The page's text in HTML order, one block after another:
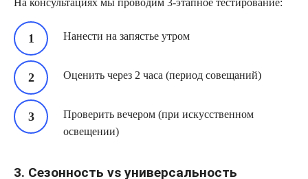
Нанести на запястье утром
Оценить через 2 часа (период совещаний)
Проверить вечером (при искусственном
освещении)
3. Сезонность vs универсальность